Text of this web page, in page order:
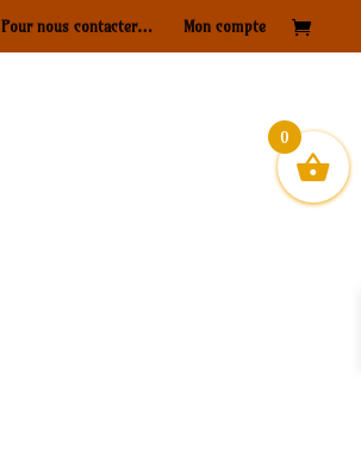
Pour nous contacter… Mon compte
0